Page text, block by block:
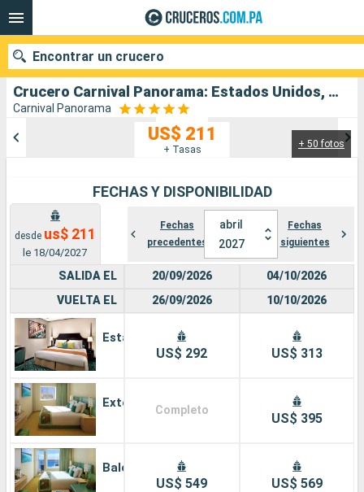
Crucero Carnival Panorama: Estados Unidos, México salida desde Los Angeles
Carnival Panorama
+ 50 fotos
US$ 211
+ Tasas
FECHAS Y DISPONIBILIDAD
desde us$ 211
le 18/04/2027
Fechas
precedentes
abril
2027
Fechas
siguientes
SALIDA EL
VUELTA EL
Estándar
Exterior
Balcón
20/09/2026
26/09/2026
US$ 292
Completo
US$ 549
04/10/2026
10/10/2026
US$ 313
US$ 395
US$ 569
Encontrar un crucero
Puertos Compañías
Buscar